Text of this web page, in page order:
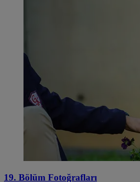
19. Bölüm Fotoğrafları